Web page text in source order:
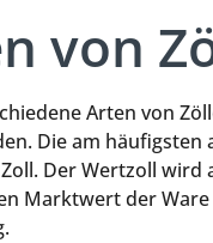
von
Arten von
Die am
Der Wertzoll
Marktwert der